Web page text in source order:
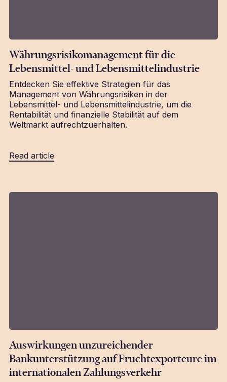
Währungsrisikomanagement für die
Lebensmittel- und Lebensmittelindustrie
Entdecken Sie effektive Strategien für das
Management von Währungsrisiken in der
Lebensmittel- und Lebensmittelindustrie, um die
Rentabilität und finanzielle Stabilität auf dem
Weltmarkt aufrechtzuerhalten.
Read article
Auswirkungen unzureichender
Bankunterstützung auf Fruchtexporteure im
internationalen Zahlungsverkehr